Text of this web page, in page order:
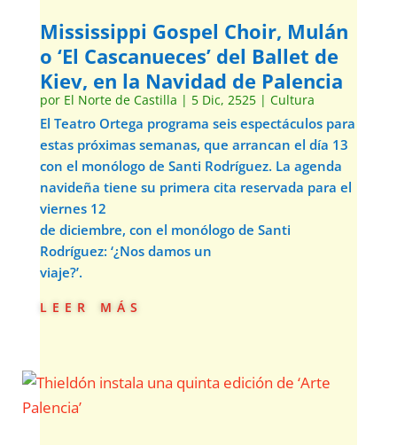
Mississippi Gospel Choir, Mulán
o ‘El Cascanueces’ del Ballet de
Kiev, en la Navidad de Palencia
por El Norte de Castilla | 5 Dic, 2525| Cultura
El Teatro Ortega programa seis espectáculos para
estas próximas semanas, que arrancan el día 13
con el monólogo de Santi Rodríguez. La agenda
navideña tiene su primera cita reservada para el
viernes 12
de diciembre, con el monólogo de Santi
Rodríguez: ‘¿Nos damos un
viaje?’.
leer más